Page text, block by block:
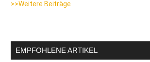
>>Weitere Beiträge
EMPFOHLENE ARTIKEL